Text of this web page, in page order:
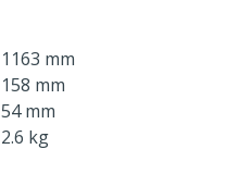
1163 mm
158 mm
54 mm
2.6 kg